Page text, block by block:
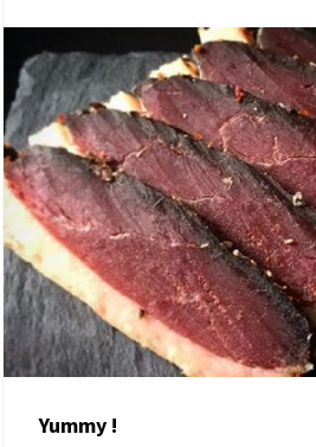
Yummy !